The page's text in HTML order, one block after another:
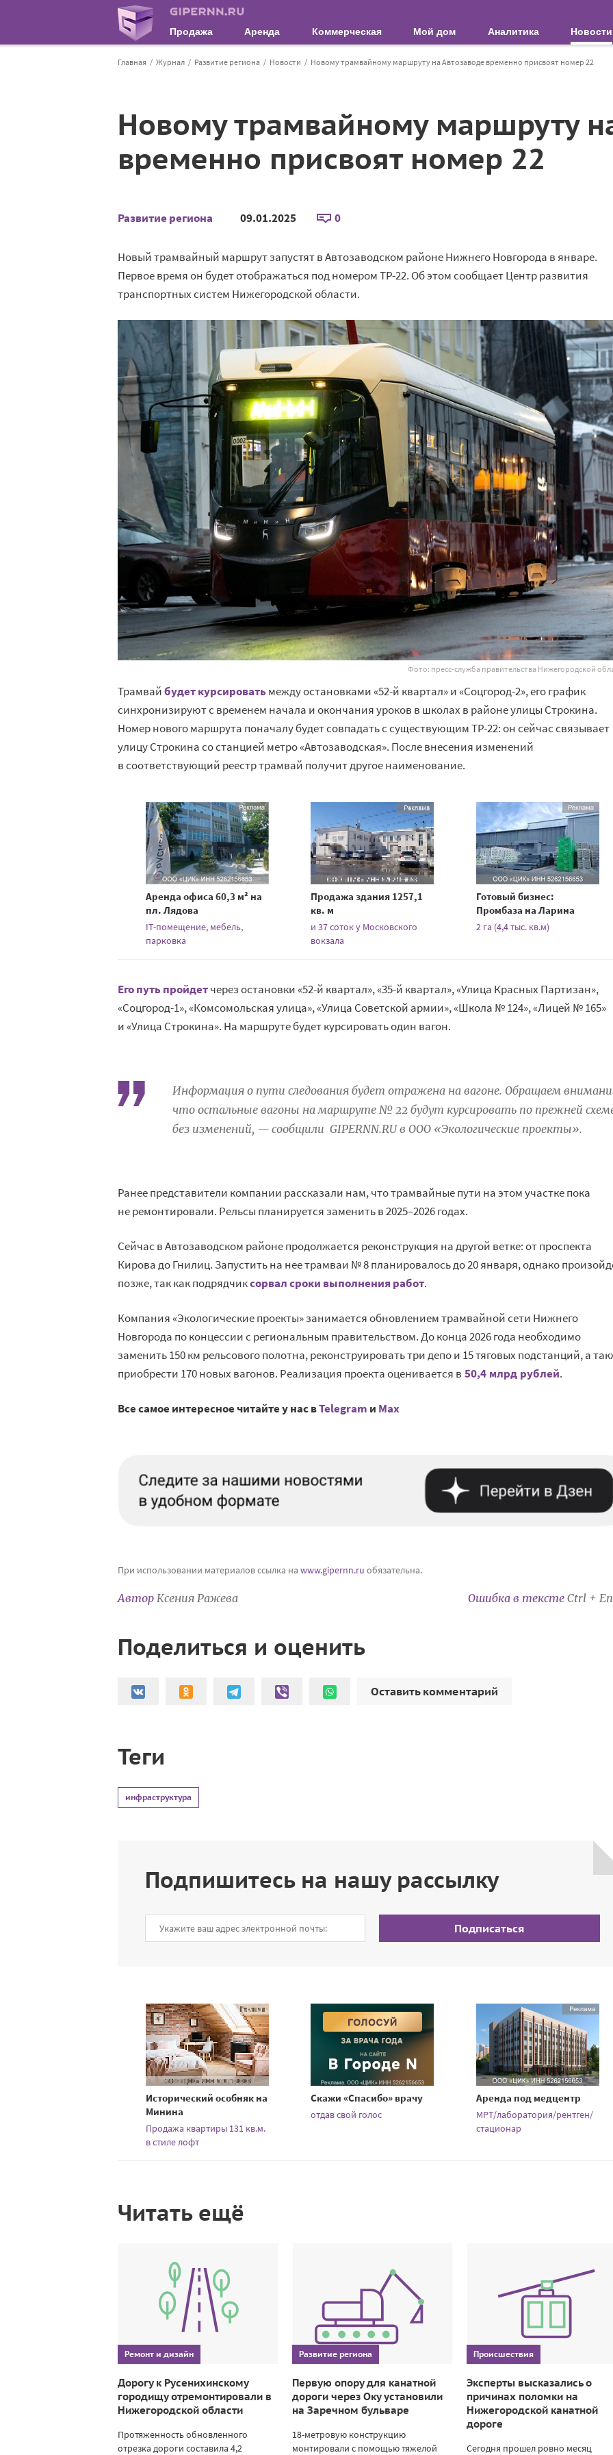
Продажа Аренда Коммерческая Мой дом Аналитика Новости
Главная Журнал Развитие региона Новости Новому трамвайному маршруту на Автозаводе временно присвоят номер 22
Новому трамвайному маршруту
временно присвоят номер 22
Развитие региона 09.01.2025 0
Новый трамвайный маршрут запустят в Автозаводском районе Нижнего Новгорода в январе.
Первое время он будет отображаться под номером ТР-22. Об этом сообщает Центр развития
транспортных систем Нижегородской области.
Фото: пресс-служба правительства Нижегородской
Трамвайбудет курсировать между остановками «52-й квартал» и «Соцгород-2», его график
синхронизируют с временем начала и окончания уроков в школах в районе улицы Строкина.
Номер нового маршрута поначалу будет совпадать с существующим ТР-22: он сейчас связывает
улицу Строкина со станцией метро «Автозаводская». После внесения изменений
в соответствующий реестр трамвай получит другое наименование.
Аренда офиса 60,3 м² на
пл. Лядова
IT-помещение, мебель,
парковка
Продажа здания 1257,1
кв. м
и 37 соток у Московского
вокзала
Готовый бизнес:
Промбаза на Ларина
2 га (4,4 тыс. кв.м)
Его путь пройдетчерез остановки «52-й квартал», «35-й квартал», «Улица Красных Партизан»,
«Соцгород-1», «Комсомольская улица», «Улица Советской армии», «Школа № 124», «Лицей № 165»
и «Улица Строкина». На маршруте будет курсировать один вагон.
Информация о пути следования будет отражена на вагоне. Обращаем
что остальные вагоны на маршруте № 22 будут курсировать по прежней
без изменений, — сообщили GIPERNN.RU в ООО «Экологические проекты».
Ранее представители компании рассказали нам, что трамвайные пути на этом участке пока
не ремонтировали. Рельсы планируется заменить в 2025–2026 годах.
Сейчас в Автозаводском районе продолжается реконструкция на другой ветке: от проспекта
Кирова до Гнилиц. Запустить на нее трамваи № 8 планировалось до 20 января, однако
позже, так как подрядчиксорвал сроки выполнения работ.
Компания «Экологические проекты» занимается обновлением трамвайной сети Нижнего
Новгорода по концессии с региональным правительством. До конца 2026 года необходимо
заменить 150 км рельсового полотна, реконструировать три депо и 15 тяговых подстанций, а
приобрести 170 новых вагонов. Реализация проекта оценивается в 50,4 млрд рублей.
Все самое интересное читайте у нас вTelegram и Mах
При использовании материалов ссылка на www.gipernn.ru обязательна.
Автор Ксения Ражева Ошибка в тексте Ctrl +
Поделиться и оценить
Оставить комментарий
Теги
инфраструктура
Подпишитесь на нашу рассылку
Подписаться
Исторический особняк на
Минина
Продажа квартиры 131 кв.м.
в стиле лофт
Скажи «Спасибо» врачу
отдав свой голос
Аренда под медцентр
МРТ/лаборатория/рентген/
стационар
Читать ещё
Ремонт и дизайн
Дорогу к Русенихинскому
городищу отремонтировали в
Нижегородской области
Протяженность обновленного
отрезка дороги составила 4,2
Развитие региона
Первую опору для канатной
дороги через Оку установили
на Заречном бульваре
18-метровую конструкцию
монтировали с помощью тяжелой
Происшествия
Эксперты высказались о
причинах поломки на
Нижегородской канатной
дороге
Сегодня прошел ровно месяц